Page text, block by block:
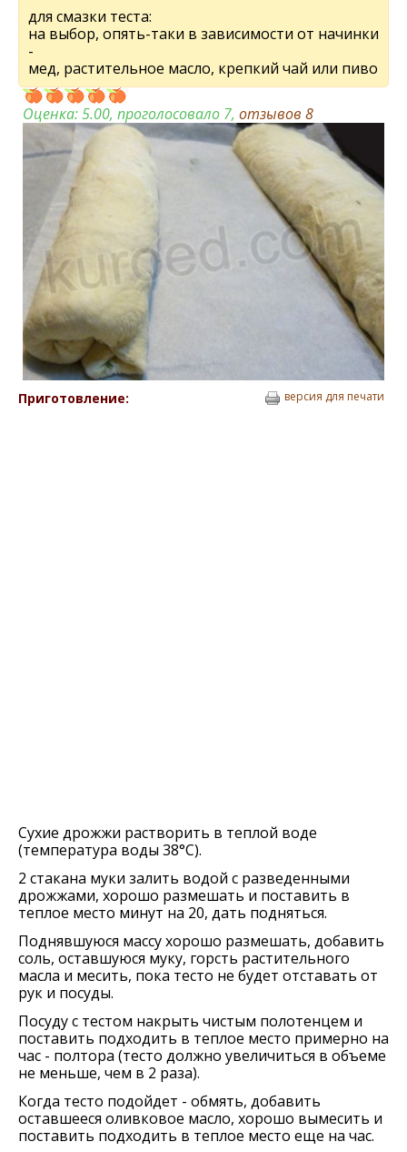
для смазки теста:
на выбор, опять-таки в зависимости от начинки
-
мед, растительное масло, крепкий чай или пиво
Оценка:5.00, проголосовало 7, отзывов 8
Приготовление: версия для печати
Сухие дрожжи растворить в теплой воде
(температура воды 38°C).
2 стакана муки залить водой с разведенными
дрожжами, хорошо размешать и поставить в
теплое место минут на 20, дать подняться.
Поднявшуюся массу хорошо размешать, добавить
соль, оставшуюся муку, горсть растительного
масла и месить, пока тесто не будет отставать от
рук и посуды.
Посуду с тестом накрыть чистым полотенцем и
поставить подходить в теплое место примерно на
час - полтора (тесто должно увеличиться в объеме
не меньше, чем в 2 раза).
Когда тесто подойдет - обмять, добавить
оставшееся оливковое масло, хорошо вымесить и
поставить подходить в теплое место еще на час.